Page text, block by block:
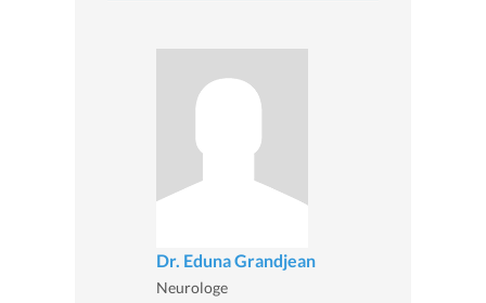
Dr. Eduna Grandjean
Neurologe